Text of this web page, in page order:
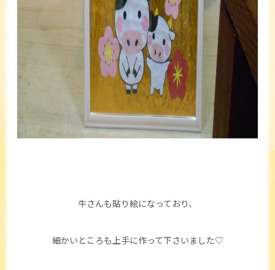
牛さんも貼り絵になっており、
細かいところも上手に作って下さいました♡